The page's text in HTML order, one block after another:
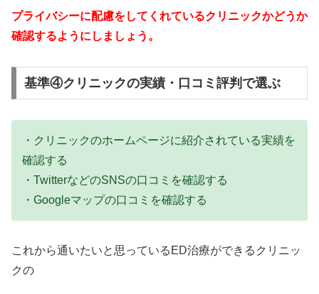
プライバシーに配慮をしてくれているクリニックかどうか
確認するようにしましょう。
基準④クリニックの実績・口コミ評判で選ぶ
・クリニックのホームページに紹介されている実績を
確認する
・TwitterなどのSNSの口コミを確認する
・Googleマップの口コミを確認する
これから通いたいと思っているED治療ができるクリニッ
クの